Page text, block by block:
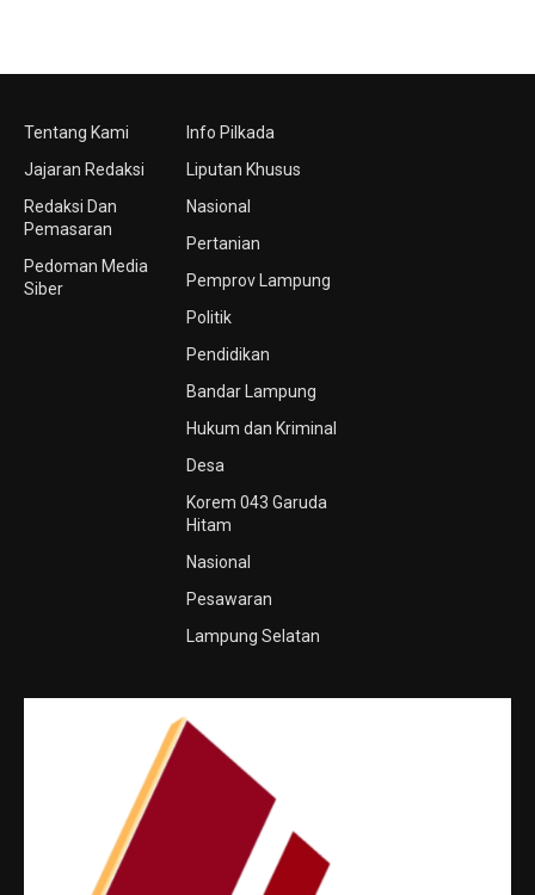
Tentang Kami
Jajaran Redaksi
Redaksi Dan
Pemasaran
Pedoman Media
Siber
Info Pilkada
Liputan Khusus
Nasional
Pertanian
Pemprov Lampung
Politik
Pendidikan
Bandar Lampung
Hukum dan Kriminal
Desa
Korem 043 Garuda
Hitam
Nasional
Pesawaran
Lampung Selatan